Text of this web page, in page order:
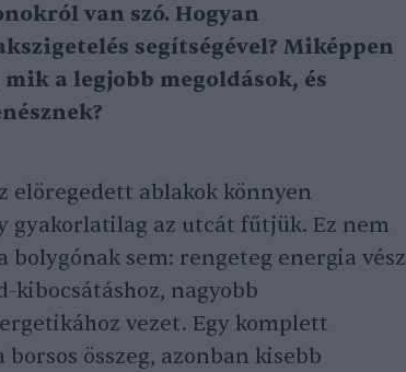
van szó. Hogyan
segítségével? Miképpen
a legjobb megoldások, és
elöregedett ablakok könnyen
gyakorlatilag az utcát fűtjük. Ez nem
bolygónak sem: rengeteg energia vész
kibocsátáshoz, nagyobb
vezet. Egy komplett
összeg, azonban kisebb